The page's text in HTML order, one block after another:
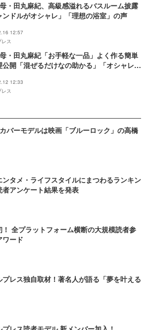
・田丸麻紀、高級感溢れるバスルーム披露
ンドルがオシャレ」「理想の浴室」の声
12:57
レス
・田丸麻紀「お手軽な一品」よく作る簡単
公開「混ぜるだけなの助かる」「オシャレ」
12:33
レス
バーモデルは映画「ブルーロック」の高橋
ンタメ・ライフスタイルにまつわるランキン
者アンケート結果を発表
！ 全プラットフォーム横断の大規模読者参
ワード
プレス独自取材！著名人が語る「夢を叶える